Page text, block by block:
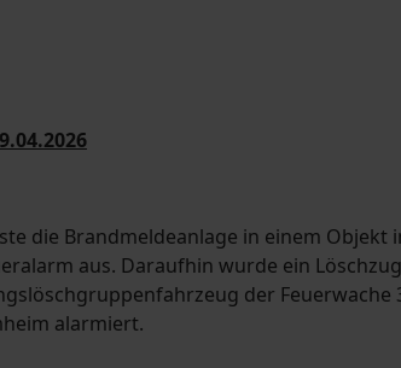
die Brandmeldeanlage in einem Objekt
aus. Daraufhin wurde ein Löschzug
der Feuerwache
alarmiert.